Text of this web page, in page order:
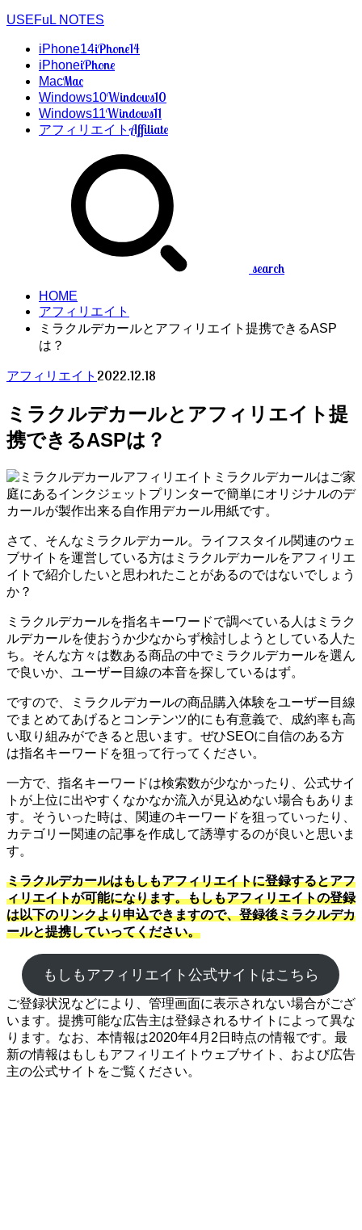
USEFuL NOTES
iPhone14iPhone14
iPhoneiPhone
MacMac
Windows10Windows10
Windows11Windows11
アフィリエイトAffiliate
search
HOME
アフィリエイト
ミラクルデカールとアフィリエイト提携できるASP
は？
アフィリエイト 2022.12.18
ミラクルデカールとアフィリエイト提
携できるASPは？
ミラクルデカールはご家
庭にあるインクジェットプリンターで簡単にオリジナルのデ
カールが製作出来る自作用デカール用紙です。
さて、そんなミラクルデカール。ライフスタイル関連のウェ
ブサイトを運営している方はミラクルデカールをアフィリエ
イトで紹介したいと思われたことがあるのではないでしょう
か？
ミラクルデカールを指名キーワードで調べている人はミラク
ルデカールを使おうか少なからず検討しようとしている人た
ち。そんな方々は数ある商品の中でミラクルデカールを選ん
で良いか、ユーザー目線の本音を探しているはず。
ですので、ミラクルデカールの商品購入体験をユーザー目線
でまとめてあげるとコンテンツ的にも有意義で、成約率も高
い取り組みができると思います。ぜひSEOに自信のある方
は指名キーワードを狙って行ってください。
一方で、指名キーワードは検索数が少なかったり、公式サイ
トが上位に出やすくなかなか流入が見込めない場合もありま
す。そういった時は、関連のキーワードを狙っていったり、
カテゴリー関連の記事を作成して誘導するのが良いと思いま
す。
ミラクルデカールはもしもアフィリエイトに登録するとアフ
ィリエイトが可能になります。もしもアフィリエイトの登録
は以下のリンクより申込できますので、登録後ミラクルデカ
ールと提携していってください。
もしもアフィリエイト公式サイトはこちら
ご登録状況などにより、管理画面に表示されない場合がござ
います。提携可能な広告主は登録されるサイトによって異な
ります。なお、本情報は2020年4月2日時点の情報です。最
新の情報はもしもアフィリエイトウェブサイト、および広告
主の公式サイトをご覧ください。